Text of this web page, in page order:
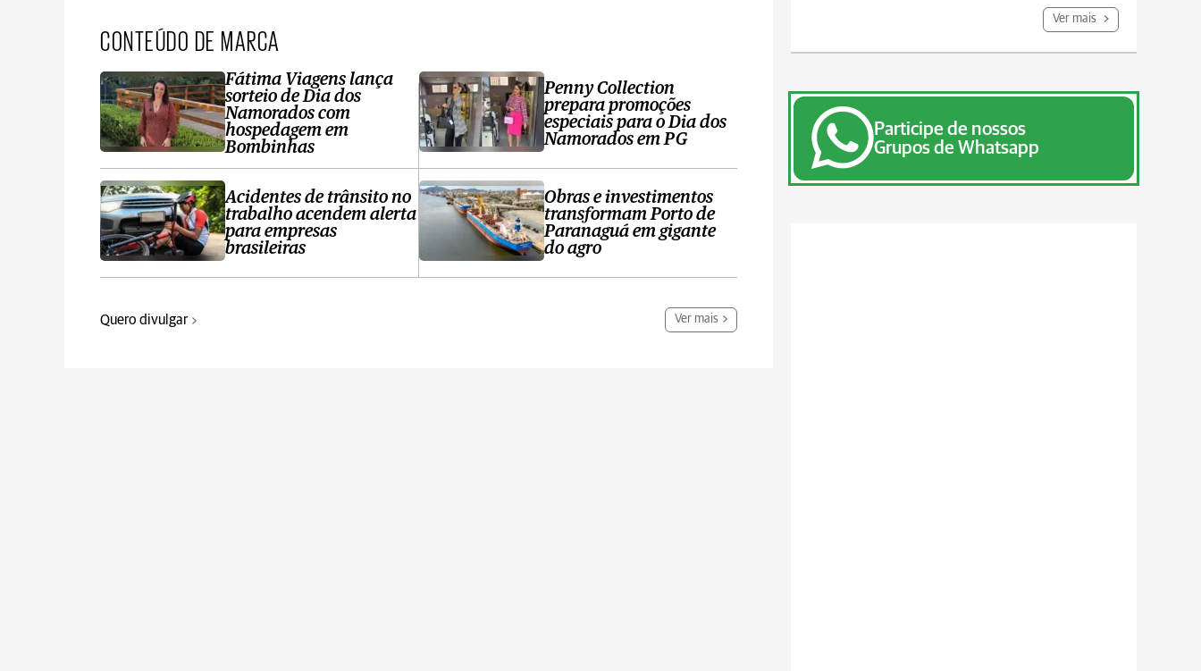
CONTEÚDO DE MARCA
Fátima Viagens lança
sorteio de Dia dos
Namorados com
hospedagem em
Bombinhas
Acidentes de trânsito no
trabalho acendem alerta
para empresas
brasileiras
Penny Collection
prepara promoções
especiais para o Dia dos
Namorados em PG
Obras e investimentos
transformam Porto de
Paranaguá em gigante
do agro
Quero divulgar Ver mais
Ver mais
Participe de nossos
Grupos de Whatsapp